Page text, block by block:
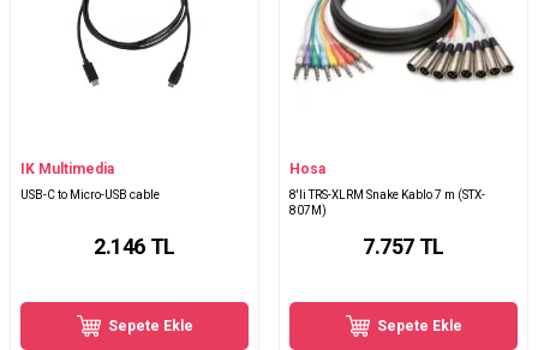
IK Multimedia
USB-C to Micro-USB cable
2.146 TL
Sepete Ekle
Hosa
8'li TRS-XLRM Snake Kablo 7 m (STX-
807M)
7.757 TL
Sepete Ekle